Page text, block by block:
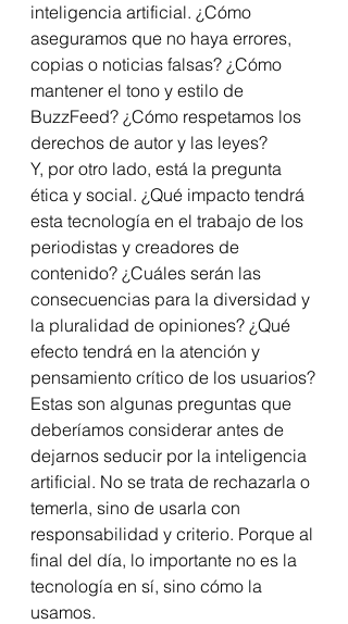
inteligencia artificial. ¿Cómo
aseguramos que no haya errores,
copias o noticias falsas? ¿Cómo
mantener el tono y estilo de
BuzzFeed? ¿Cómo respetamos los
derechos de autor y las leyes?
Y, por otro lado, está la pregunta
ética y social. ¿Qué impacto tendrá
esta tecnología en el trabajo de los
periodistas y creadores de
contenido? ¿Cuáles serán las
consecuencias para la diversidad y
la pluralidad de opiniones? ¿Qué
efecto tendrá en la atención y
pensamiento crítico de los usuarios?
Estas son algunas preguntas que
deberíamos considerar antes de
dejarnos seducir por la inteligencia
artificial. No se trata de rechazarla o
temerla, sino de usarla con
responsabilidad y criterio. Porque al
final del día, lo importante no es la
tecnología en sí, sino cómo la
usamos.